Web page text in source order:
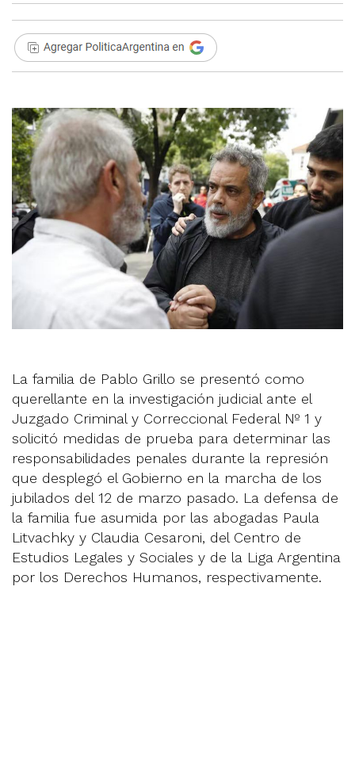
La familia de Pablo Grillo se presentó como
querellante en la investigación judicial ante el
Juzgado Criminal y Correccional Federal Nº 1 y
solicitó medidas de prueba para determinar las
responsabilidades penales durante la represión
que desplegó el Gobierno en la marcha de los
jubilados del 12 de marzo pasado. La defensa de
la familia fue asumida por las abogadas Paula
Litvachky y Claudia Cesaroni, del Centro de
Estudios Legales y Sociales y de la Liga Argentina
por los Derechos Humanos, respectivamente.